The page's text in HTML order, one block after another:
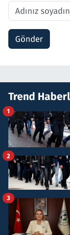
Gönder
Trend
1
2
3